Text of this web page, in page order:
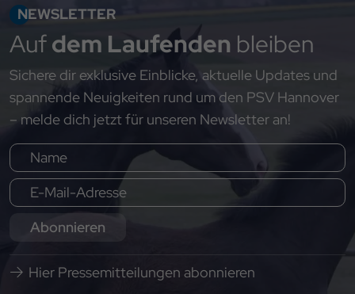
NEWSLETTER
Aufdem Laufenden bleiben
Sichere dir exklusive Einblicke, aktuelle Updates und
spannende Neuigkeiten rund um den PSV Hannover
– melde dich jetzt für unseren Newsletter an!
Abonnieren
Hier Pressemitteilungen abonnieren